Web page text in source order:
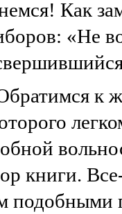
Как
«Не
к
книги.
подобными